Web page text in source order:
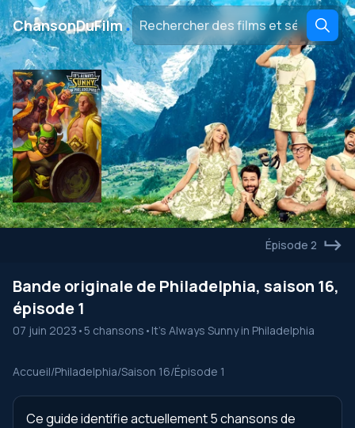
ChansonDuFilm․
Épisode 2
Bande originale de Philadelphia, saison 16,
épisode 1
07 juin 2023 •5 chansons • It's Always Sunny in Philadelphia
Accueil/Philadelphia/Saison 16/Épisode 1
Ce guide identifie actuellement 5 chansons de